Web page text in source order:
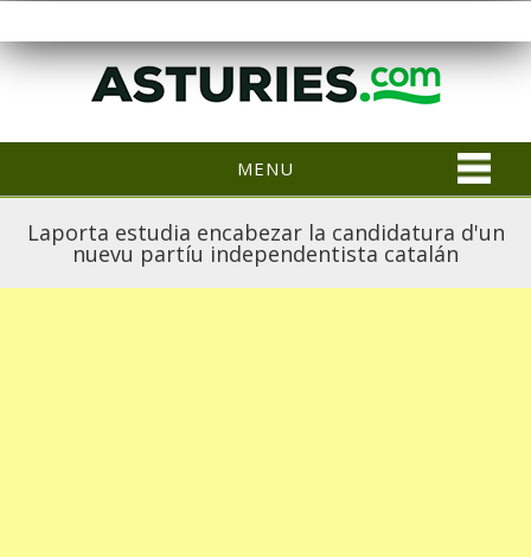
MENU
Laporta estudia encabezar la candidatura d'un
nuevu partíu independentista catalán